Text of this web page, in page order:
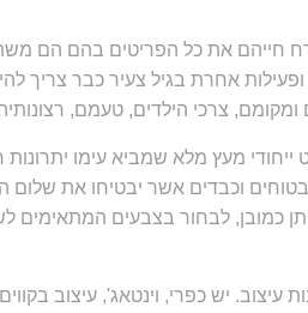
אורח חייהם את כל הפריטים בהם
אחרת בגיל צעיר כבר צריך
צרכי הילדים, טעמם,
ייחודי מעץ מלא שמביא עימו
בטוחים וכבדים אשר יבטיחו את
כמובן, לבחור בצבעים המתאימים
עיצוב. יש כפרי, וינטאג', עיצוב